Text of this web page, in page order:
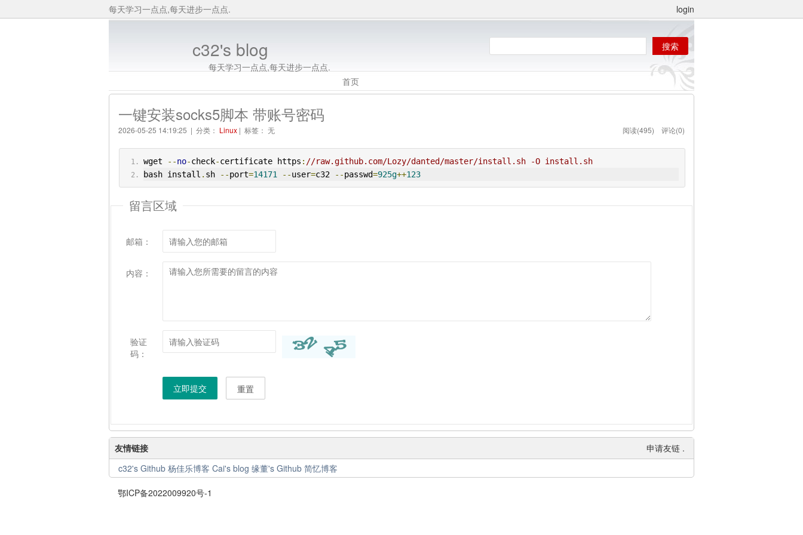
每天学习一点点,每天进步一点点. login
c32's blog
每天学习一点点,每天进步一点点.
首页
一键安装socks5脚本 带账号密码
2026-05-25 14:19:25 | 分类： Linux | 标签： 无 阅读(495) 评论(0)
wget --no-check-certificate https : //raw.github.com/Lozy/danted/master/install.sh -O install.sh
bash install . sh --port=14171 --user=c32 --passwd=925g++123
留言区域
邮箱：
内容：
验证
码：
立即提交 重置
友情链接 申请友链 .
c32's Github 杨佳乐博客 Cai's blog 缘董's Github 简忆博客
鄂ICP备2022009920号-1